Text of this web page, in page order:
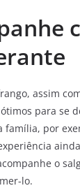
assim
para se
família, por
o
lo.